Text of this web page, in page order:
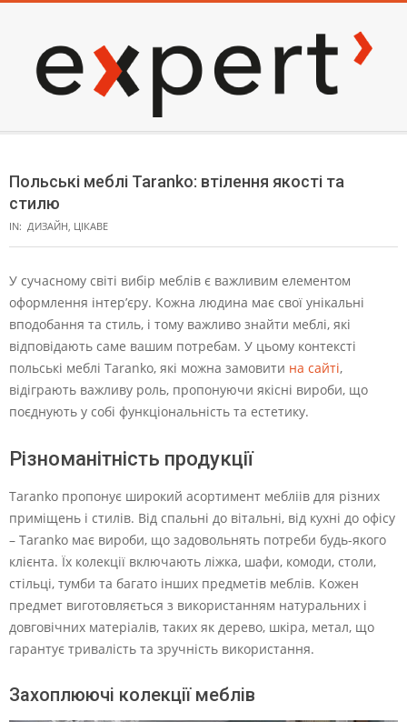
content
EXPERT
Menu
Польські меблі Taranko: втілення якості та
стилю
IN: ДИЗАЙН, ЦІКАВЕ
У сучасному світі вибір меблів є важливим елементом
оформлення інтер’єру. Кожна людина має свої унікальні
вподобання та стиль, і тому важливо знайти меблі, які
відповідають саме вашим потребам. У цьому контексті
польські меблі Taranko, які можна замовити на сайті,
відіграють важливу роль, пропонуючи якісні вироби, що
поєднують у собі функціональність та естетику.
Різноманітність продукції
Taranko пропонує широкий асортимент мебліів для різних
приміщень і стилів. Від спальні до вітальні, від кухні до офісу
– Taranko має вироби, що задовольнять потреби будь-якого
клієнта. Їх колекції включають ліжка, шафи, комоди, столи,
стільці, тумби та багато інших предметів меблів. Кожен
предмет виготовляється з використанням натуральних і
довговічних матеріалів, таких як дерево, шкіра, метал, що
гарантує тривалість та зручність використання.
Захоплюючі колекції меблів